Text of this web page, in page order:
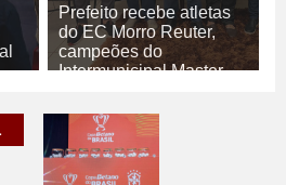
Prefeito recebe atletas
do EC Morro Reuter,
campeões do
Intermunicipal Master
07/08/2026
ESPORTE